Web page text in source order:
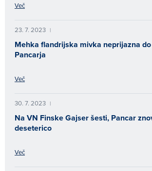
Več
23. 7. 2023 |
Mehka flandrijska mivka neprijazna
Pancarja
Več
30. 7. 2023 |
Na VN Finske Gajser šesti, Pancar
deseterico
Več